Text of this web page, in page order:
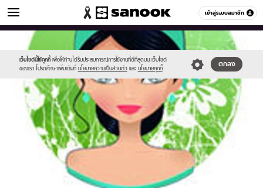
เข้าสู่ระบบสมาชิก
ดูดวง หมวดอื่นๆ
เว็บไซต์นี้ใช้คุกกี้ เพื่อให้ท่านได้รับประสบการณ์การใช้งานที่ดีที่สุดบน เว็บไซต์
ของเรา โปรดศึกษาเพิ่มเติมที่ นโยบายความเป็นส่วนตัว และ นโยบายคุกกี้
ตกลง
Sanook
//s.isanook.com/sr/0/images/logo-
sanook.png
//s.isanook.com/ho/0/ud/3/15981/170-
wed.jpg